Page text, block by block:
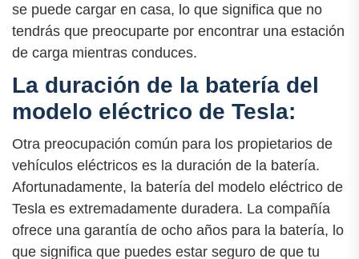
se puede cargar en casa, lo que significa que no
tendrás que preocuparte por encontrar una estación
de carga mientras conduces.
La duración de la batería del
modelo eléctrico de Tesla:
Otra preocupación común para los propietarios de
vehículos eléctricos es la duración de la batería.
Afortunadamente, la batería del modelo eléctrico de
Tesla es extremadamente duradera. La compañía
ofrece una garantía de ocho años para la batería, lo
que significa que puedes estar seguro de que tu